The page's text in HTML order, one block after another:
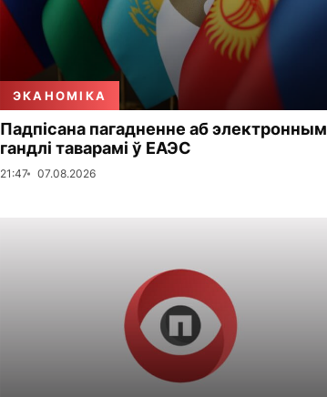
ЭКАНОМІКА
Падпісана пагадненне аб электронным
гандлі таварамі ў ЕАЭС
21:47 07.08.2026